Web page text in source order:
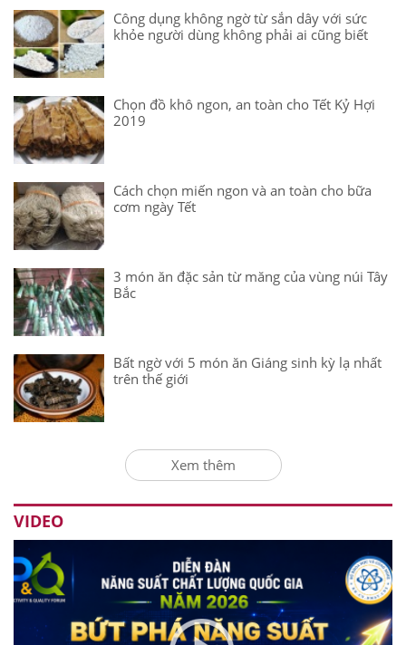
Công dụng không ngờ từ sắn dây với sức
khỏe người dùng không phải ai cũng biết
Chọn đồ khô ngon, an toàn cho Tết Kỷ Hợi
2019
Cách chọn miến ngon và an toàn cho bữa
cơm ngày Tết
3 món ăn đặc sản từ măng của vùng núi Tây
Bắc
Bất ngờ với 5 món ăn Giáng sinh kỳ lạ nhất
trên thế giới
Xem thêm
VIDEO